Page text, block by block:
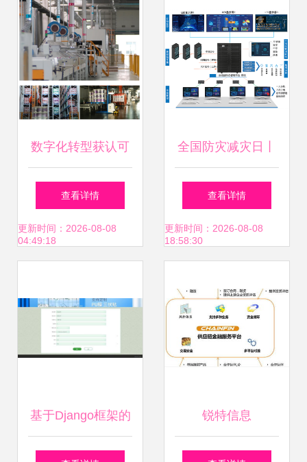
mom系统的集成与
协同 企业实施
数字化转型获认可
芜湖东方雨虹被评
为2024年安徽省智
查看详情
更新时间：2026-08-08
04:49:18
全国防灾减灾日丨
联建光电智慧人防
显示方案 筑牢安全
息系统集成新篇章
查看详情
更新时间：2026-08-08
18:58:30
基于Django框架的
医院医患互动信息
锐特信息
SinoServices 赋能